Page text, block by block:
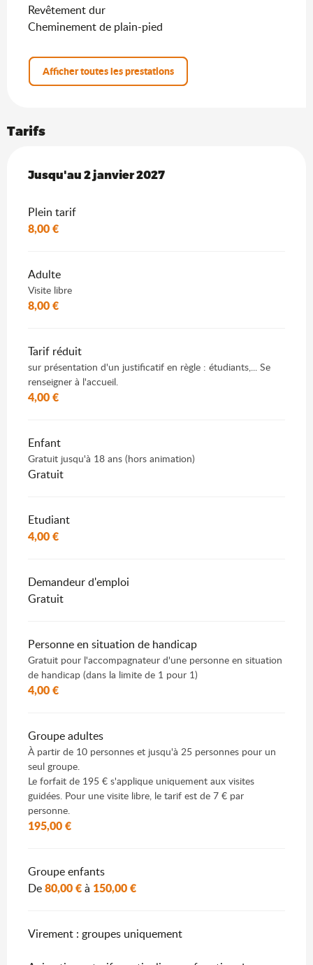
Revêtement dur
Cheminement de plain-pied
Afficher toutes les prestations
Tarifs
Du7 février 2026au2 janvier 2027
Jusqu'au 2 janvier 2027
Plein tarif
8,00 €
Adulte
Visite libre
8,00 €
Tarif réduit
sur présentation d'un justificatif en règle : étudiants,... Se
renseigner à l'accueil.
4,00 €
Enfant
Gratuit jusqu'à 18 ans (hors animation)
Gratuit
Etudiant
4,00 €
Demandeur d'emploi
Gratuit
Personne en situation de handicap
Gratuit pour l'accompagnateur d'une personne en situation
de handicap (dans la limite de 1 pour 1)
4,00 €
Groupe adultes
À partir de 10 personnes et jusqu'à 25 personnes pour un
seul groupe.
Le forfait de 195 € s'applique uniquement aux visites
guidées. Pour une visite libre, le tarif est de 7 € par
personne.
195,00 €
Groupe enfants
De80,00 €à 150,00 €
Virement : groupes uniquement